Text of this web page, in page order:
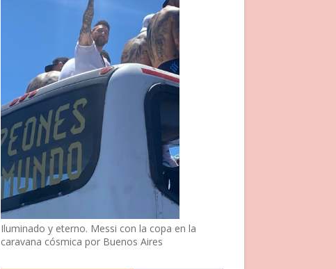
Iluminado y eterno. Messi con la copa en la
caravana cósmica por Buenos Aires